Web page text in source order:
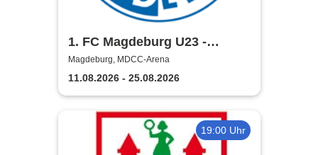
1. FC Magdeburg U23 -
Regionalliga Nordost Saison
2026/2027
Magdeburg, MDCC-Arena
11.08.2026 - 25.08.2026
19:00 Uhr